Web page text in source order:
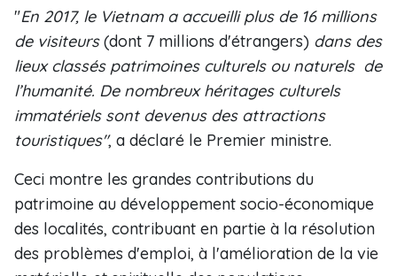
"En 2017, le Vietnam a accueilli plus de 16 millions
de visiteurs(dont 7 millions d'étrangers) dans des
lieux classés patrimoines culturels ou naturels de
l’humanité. De nombreux héritages culturels
immatériels sont devenus des attractions
touristiques", a déclaré le Premier ministre.
Ceci montre les grandes contributions du
patrimoine au développement socio-économique
des localités, contribuant en partie à la résolution
des problèmes d'emploi, à l'amélioration de la vie